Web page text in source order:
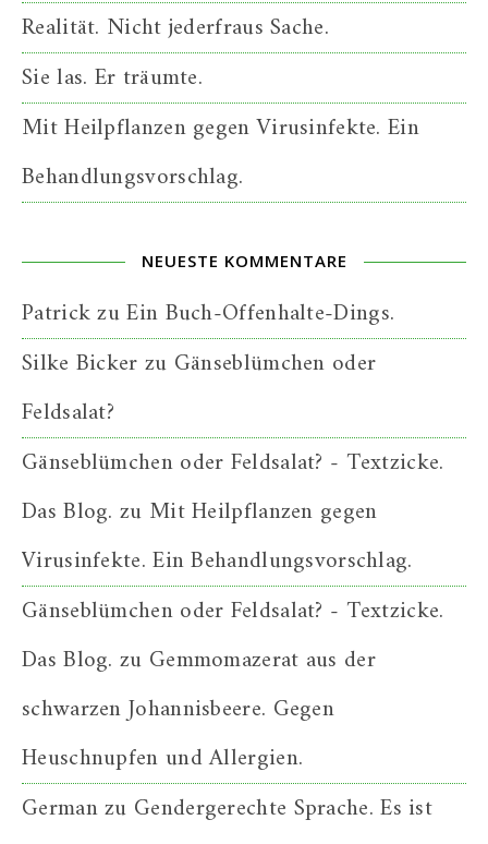
Realität. Nicht jederfraus Sache.
Sie las. Er träumte.
Mit Heilpflanzen gegen Virusinfekte. Ein
Behandlungsvorschlag.
NEUESTE KOMMENTARE
PatrickzuEin Buch-Offenhalte-Dings.
Silke Bickerzu Gänseblümchen oder
Feldsalat?
Gänseblümchen oder Feldsalat? - Textzicke.
Das Blog. zu Mit Heilpflanzen gegen
Virusinfekte. Ein Behandlungsvorschlag.
Gänseblümchen oder Feldsalat? - Textzicke.
Das Blog. zu Gemmomazerat aus der
schwarzen Johannisbeere. Gegen
Heuschnupfen und Allergien.
Germanzu Gendergerechte Sprache. Es ist